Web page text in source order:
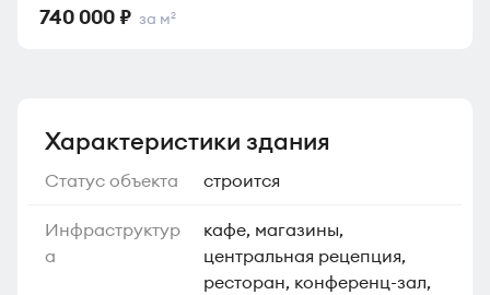
740 000 ₽ за м2
Характеристики здания
Статус объекта строится
Инфраструктур
а
кафе, магазины,
центральная рецепция,
ресторан, конференц-зал,